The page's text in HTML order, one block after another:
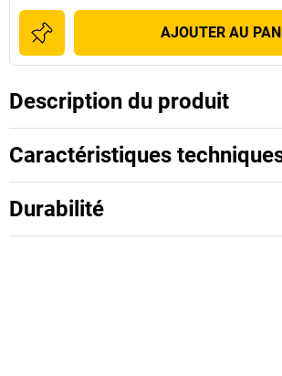
AJOUTER AU
Description du produit
Caractéristiques
Durabilité